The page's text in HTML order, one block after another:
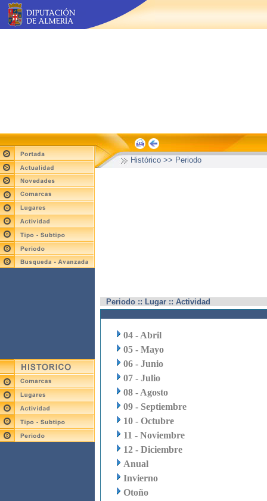
Histórico >> Periodo
Periodo :: Lugar :: Actividad
04 - Abril
05 - Mayo
06 - Junio
07 - Julio
08 - Agosto
09 - Septiembre
10 - Octubre
11 - Noviembre
12 - Diciembre
Anual
Invierno
Otoño